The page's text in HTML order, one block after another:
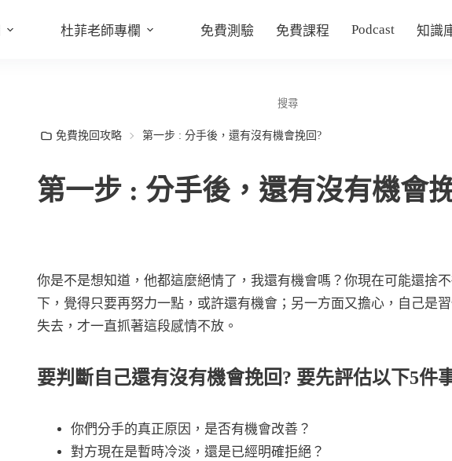
杜菲老師專欄 免費測驗 免費課程 Podcast 知識
免費挽回攻略 第一步 : 分手後，還有沒有機會挽回?
第一步 : 分手後，還有沒有機會
你是不是想知道，他都這麼絕情了，我還有機會嗎？你現在可能還捨
下，覺得只要再努力一點，或許還有機會；另一方面又擔心，自己是
失去，才一直抓著這段感情不放。
要判斷自己還有沒有機會挽回? 要先評估以下5件
你們分手的真正原因，是否有機會改善？
對方現在是暫時冷淡，還是已經明確拒絕？